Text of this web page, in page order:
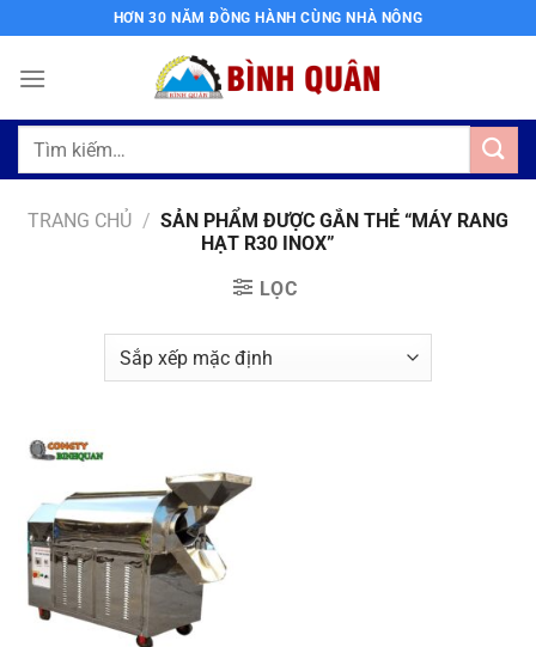
qua
nội
HƠN 30 NĂM ĐỒNG HÀNH CÙNG NHÀ NÔNG
Tìm
TRANG CHỦ / SẢN PHẨM ĐƯỢC GẮN THẺ “MÁY RANG
HẠT R30 INOX”
LỌC